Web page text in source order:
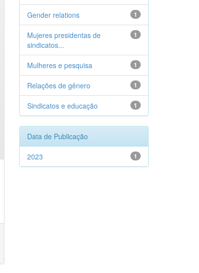
1
Gender relations
1
Mujeres presidentas de
sindicatos...
1
Mulheres e pesquisa
1
Relações de gênero
1
Sindicatos e educação
Data de Publicação
1
2023